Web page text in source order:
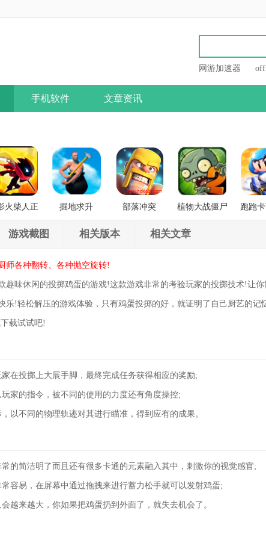
网游加速器
手机软件 文章资讯
火柴人正
掘地求升 部落冲突
植物大战僵尸
跑跑
游戏截图 相关版本 相关文章
师各种翻转、各种抛空旋转!
趣味休闲的投掷鸡蛋的游戏!这款游戏非常的考验玩家的投掷技术!让
乐!轻松解压的游戏体验，只有鸡蛋投掷的好，就证明了自己厨艺的记
载试试吧!
在投掷上大展手脚，最终完成任务获得相应的奖励;
家的指令，被不同的使用的力度还有角度操控;
以不同的物理轨迹对其进行瞄准，得到应有的成果。
的简洁明了而且还有很多卡通的元素融入其中，刺激你的视觉感官;
容易，在屏幕中通过拖拽来进行蓄力松手就可以发射鸡蛋;
越来越大，你如果把鸡蛋扔到外面了，就失去机会了。